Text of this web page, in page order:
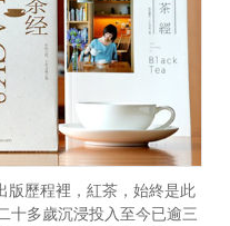
版歷程裡，紅茶，始終是此
多歲沉浸投入至今已逾三